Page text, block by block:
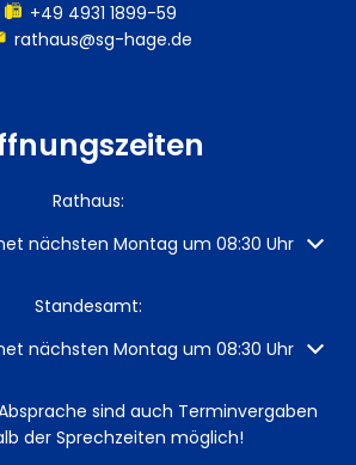
+49 4931 1899-59
rathaus@sg-hage.de
Rathaus:
Öffnungs- oder Schließzeiten
nächsten Montag um 08:30 Uhr
Standesamt:
Öffnungs- oder Schließzeiten
nächsten Montag um 08:30 Uhr
sind auch Terminvergaben
der Sprechzeiten möglich!